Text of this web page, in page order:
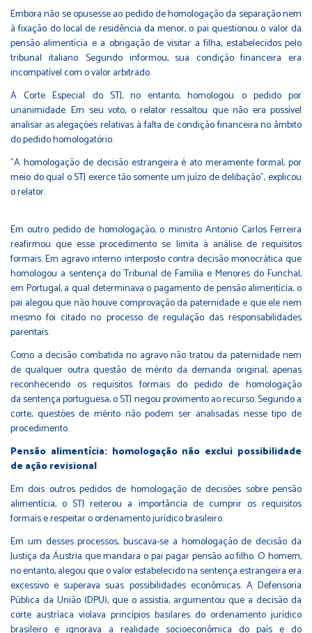
Embora não se opusesse ao pedido de homologação da separação nem
à fixação do local de residência da menor, o pai questionou o valor da
pensão alimentícia e a obrigação de visitar a filha, estabelecidos pelo
tribunal italiano. Segundo informou, sua condição financeira era
incompatível com o valor arbitrado.
A Corte Especial do STJ, no entanto, homologou o pedido por
unanimidade. Em seu voto, o relator ressaltou que não era possível
analisar as alegações relativas à falta de condição financeira no âmbito
do pedido homologatório.
"A homologação de decisão estrangeira é ato meramente formal, por
meio do qual o STJ exerce tão somente um juízo de delibação", explicou
o relator.
Em outro pedido de homologação, o ministro Antonio Carlos Ferreira
reafirmou que esse procedimento se limita à análise de requisitos
formais. Em agravo interno interposto contra decisão monocrática que
homologou a sentença do Tribunal de Família e Menores do Funchal,
em Portugal, a qual determinava o pagamento de pensão alimentícia, o
pai alegou que não houve comprovação da paternidade e que ele nem
mesmo foi citado no processo de regulação das responsabilidades
parentais.
Como a decisão combatida no agravo não tratou da paternidade nem
de qualquer outra questão de mérito da demanda original, apenas
reconhecendo os requisitos formais do pedido de homologação
da sentença portuguesa, o STJ negou provimento ao recurso. Segundo a
corte, questões de mérito não podem ser analisadas nesse tipo de
procedimento.
Pensão alimentícia: homologação não exclui possibilidade
de ação revisional
Em dois outros pedidos de homologação de decisões sobre pensão
alimentícia, o STJ reiterou a importância de cumprir os requisitos
formais e respeitar o ordenamento jurídico brasileiro.
Em um desses processos, buscava-se a homologação de decisão da
Justiça da Áustria que mandara o pai pagar pensão ao filho. O homem,
no entanto, alegou que o valor estabelecido na sentença estrangeira era
excessivo e superava suas possibilidades econômicas. A Defensoria
Pública da União (DPU), que o assistia, argumentou que a decisão da
corte austríaca violava princípios basilares do ordenamento jurídico
brasileiro e ignorava a realidade socioeconômica do país e do